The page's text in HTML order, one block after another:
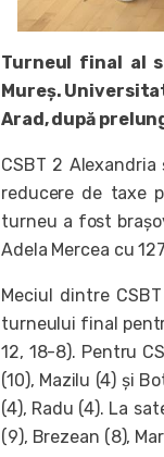
Turneul final al
Mureș.
Arad, după
CSBT 2
reducere de taxe
turneu a fost
Adela Mercea cu
Meciul dintre
turneului final
12, 18-8). Pentru
(10), Mazilu (4) și
(4), Radu (4). La
(9), Brezean (8),